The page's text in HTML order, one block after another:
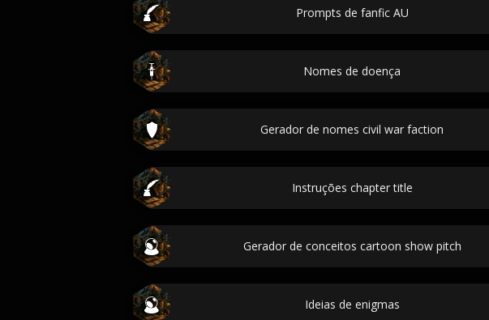
Prompts de fanfic AU
Nomes de doença
Gerador de nomes civil war faction
Instruções chapter title
Gerador de conceitos cartoon show pitch
Ideias de enigmas